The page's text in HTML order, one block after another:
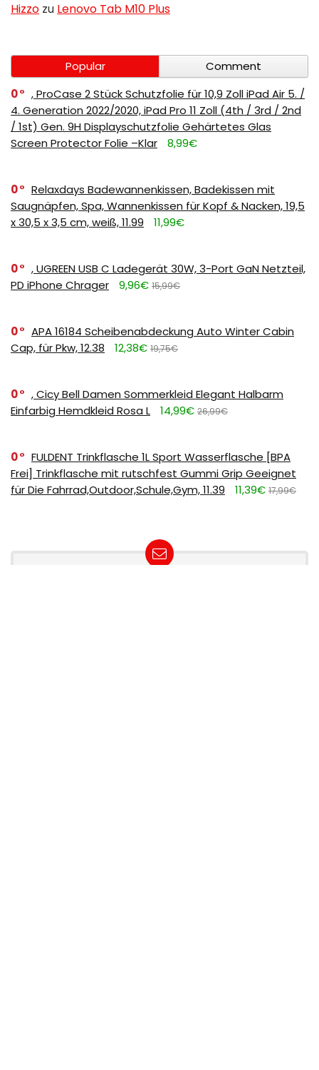
Hizzo zu Lenovo Tab M10 Plus
Popular
Comment
0
, ProCase 2 Stück Schutzfolie für 10,9 Zoll iPad Air 5. /
4. Generation 2022/2020, iPad Pro 11 Zoll (4th / 3rd / 2nd
/ 1st) Gen. 9H Displayschutzfolie Gehärtetes Glas
Screen Protector Folie –Klar
8,99€
0
Relaxdays Badewannenkissen, Badekissen mit
Saugnäpfen, Spa, Wannenkissen für Kopf & Nacken, 19,5
x 30,5 x 3,5 cm, weiß, 11.99
11,99€
0
, UGREEN USB C Ladegerät 30W, 3-Port GaN Netzteil,
PD iPhone Chrager
9,96€ 15,99€
0
APA 16184 Scheibenabdeckung Auto Winter Cabin
Cap, für Pkw, 12.38
12,38€ 19,75€
0
, Cicy Bell Damen Sommerkleid Elegant Halbarm
Einfarbig Hemdkleid Rosa L
14,99€ 26,99€
0
FULDENT Trinkflasche 1L Sport Wasserflasche [BPA
Frei] Trinkflasche mit rutschfest Gummi Grip Geeignet
für Die Fahrrad,Outdoor,Schule,Gym, 11.39
11,39€ 17,99€